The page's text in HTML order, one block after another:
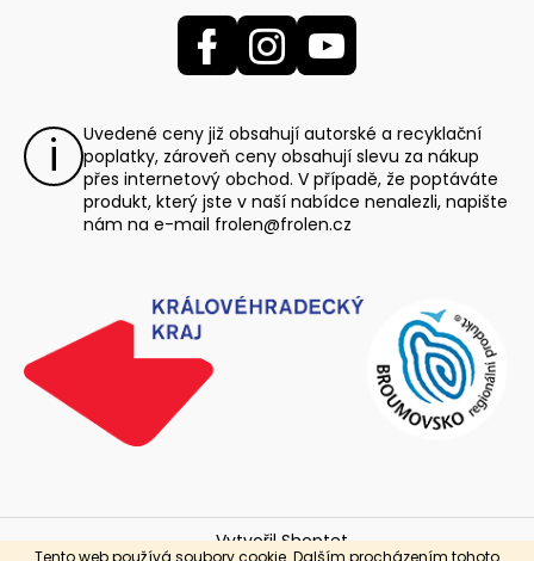
Uvedené ceny již obsahují autorské a recyklační
poplatky, zároveň ceny obsahují slevu za nákup
přes internetový obchod. V případě, že poptáváte
produkt, který jste v naší nabídce nenalezli, napište
nám na e-mail frolen@frolen.cz
Vytvořil Shoptet